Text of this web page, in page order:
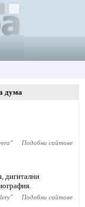
дума
" Подобни сайтове
дигитални
" Подобни сайтове